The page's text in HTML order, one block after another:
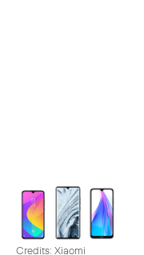
Credits: Xiaomi